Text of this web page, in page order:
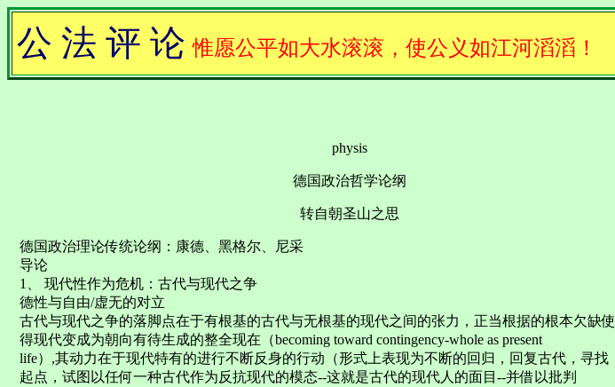
公 法 评 论 惟愿公平如大水滚滚，使公义如江河滔滔！
physis
德国政治哲学论纲
转自朝圣山之思
德国政治理论传统论纲：康德、黑格尔、尼采
导论
1、 现代性作为危机：古代与现代之争
德性与自由/虚无的对立
古代与现代之争的落脚点在于有根基的古代与无根基的现代之间的张力，正当根据的根本欠缺使
得现代变成为朝向有待生成的整全现在（becoming toward contingency-whole as present
life）,其动力在于现代特有的进行不断反身的行动（形式上表现为不断的回归，回复古代，寻找
起点，试图以任何一种古代作为反抗现代的模态--这就是古代的现代人的面目--并借以批判